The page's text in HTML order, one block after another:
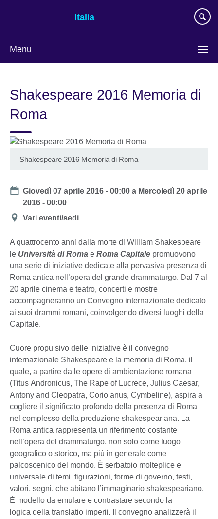
Italia
Menu
Shakespeare 2016 Memoria di
Roma
Shakespeare 2016 Memoria di Roma
Date
Giovedì 07 aprile 2016 - 00:00 a Mercoledì 20 aprile
2016 - 00:00
Location
Vari eventi/sedi
A quattrocento anni dalla morte di William Shakespeare
le Università di Roma e Roma Capitale promuovono
una serie di iniziative dedicate alla pervasiva presenza di
Roma antica nell’opera del grande drammaturgo. Dal 7 al
20 aprile cinema e teatro, concerti e mostre
accompagneranno un Convegno internazionale dedicato
ai suoi drammi romani, coinvolgendo diversi luoghi della
Capitale.
Cuore propulsivo delle iniziative è il convegno
internazionale Shakespeare e la memoria di Roma, il
quale, a partire dalle opere di ambientazione romana
(Titus Andronicus, The Rape of Lucrece, Julius Caesar,
Antony and Cleopatra, Coriolanus, Cymbeline), aspira a
cogliere il significato profondo della presenza di Roma
nel complesso della produzione shakespeariana. La
Roma antica rappresenta un riferimento costante
nell’opera del drammaturgo, non solo come luogo
geografico o storico, ma più in generale come
palcoscenico del mondo. È serbatoio molteplice e
universale di temi, figurazioni, forme di governo, testi,
valori, segni, che abitano l’immaginario shakespeariano.
È modello da emulare e contrastare secondo la
logica della translatio imperii. Il convegno analizzerà il